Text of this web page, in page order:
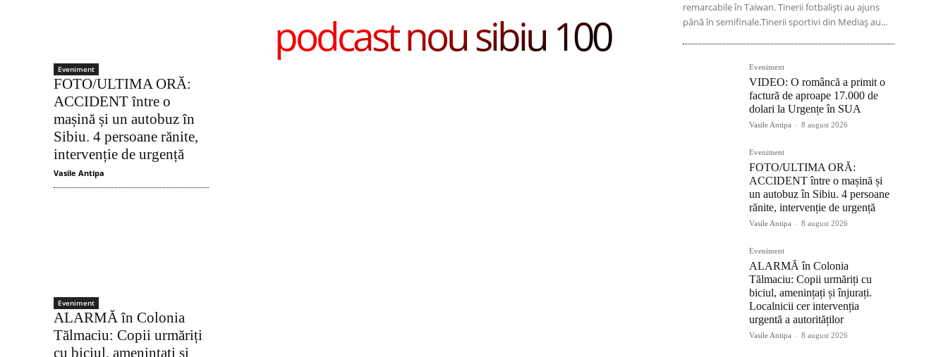
Eveniment
FOTO/ULTIMA ORĂ:
ACCIDENT între o
mașină și un autobuz în
Sibiu. 4 persoane rănite,
intervenție de urgență
Vasile Antipa
Eveniment
ALARMĂ în Colonia
Tălmaciu: Copii urmăriți
cu biciul, amenințați și
podcast nou sibiu 100
remarcabile în Taiwan. Tinerii fotbaliști au ajuns
până în semifinale.Tinerii sportivi din Mediaș au...
Eveniment
VIDEO: O româncă a primit o
factură de aproape 17.000 de
dolari la Urgențe în SUA
Vasile Antipa - 8 august 2026
Eveniment
FOTO/ULTIMA ORĂ:
ACCIDENT între o mașină și
un autobuz în Sibiu. 4 persoane
rănite, intervenție de urgență
Vasile Antipa - 8 august 2026
Eveniment
ALARMĂ în Colonia
Tălmaciu: Copii urmăriți cu
biciul, amenințați și înjurați.
Localnicii cer intervenția
urgentă a autorităților
Vasile Antipa - 8 august 2026